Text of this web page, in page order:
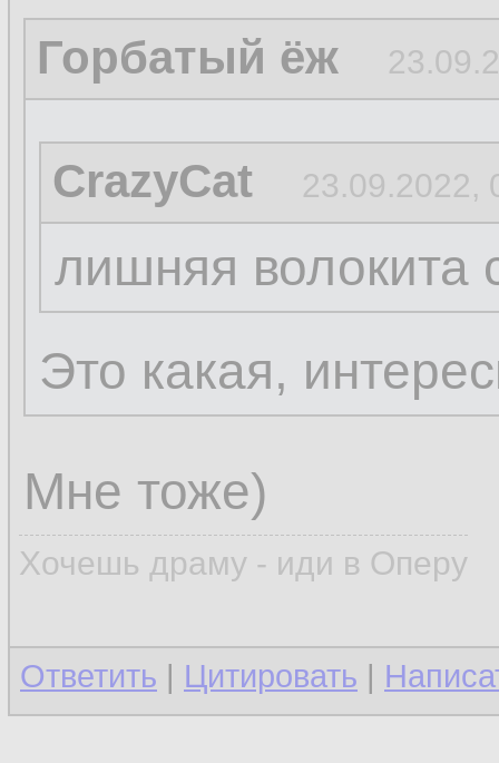
Горбатый ёж
CrazyCat 23.09.2022,
лишняя волокита
Это какая,
Мне тоже)
Хочешь драму - иди в Оперу
Ответить | Цитировать |